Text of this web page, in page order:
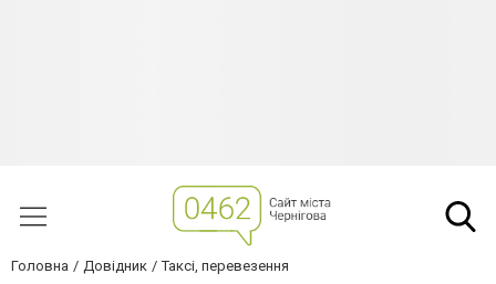
Головна Довідник Таксі, перевезення